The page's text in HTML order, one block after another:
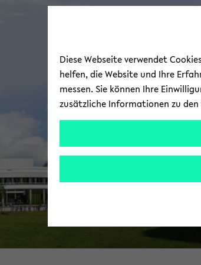
Diese Webseite verwendet
helfen, die Website und Ihre
messen. Sie können Ihre
zusätzliche Informationen zu den